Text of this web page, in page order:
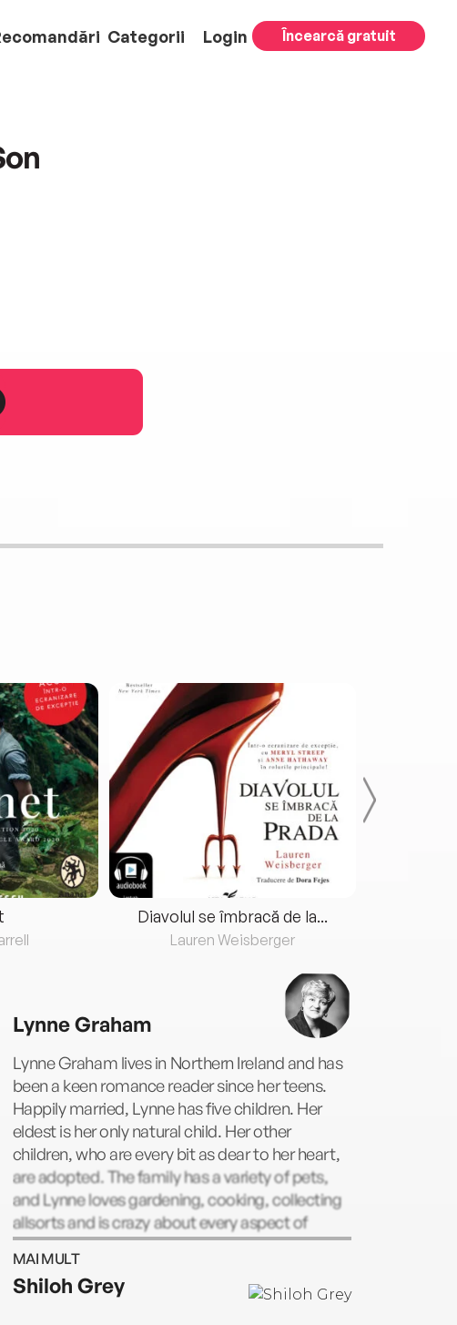
Categorii Login Încearcă gratuit
Diavolul se îmbracă de la...
Lauren Weisberger
Lynne Graham
Lynne Graham lives in Northern Ireland and has
been a keen romance reader since her teens.
Happily married, Lynne has five children. Her
eldest is her only natural child. Her other
children, who are every bit as dear to her heart,
are adopted. The family has a variety of pets,
and Lynne loves gardening, cooking, collecting
allsorts and is crazy about every aspect of
Christmas.
MAI MULT
Shiloh Grey